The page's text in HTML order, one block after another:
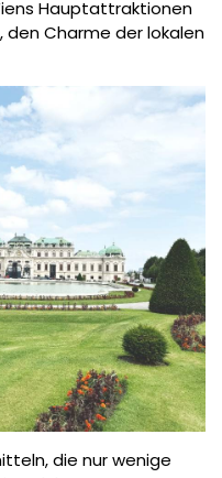
Hauptattraktionen
den Charme der lokalen
die nur wenige